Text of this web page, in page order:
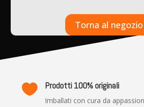
Torna al negozio
 Prodotti 100% originali
Imballati con cura da